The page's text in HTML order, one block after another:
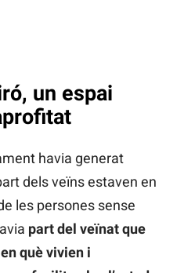
un espai
havia generat
dels veïns estaven en
les persones sense
part del veïnat que
què vivien i